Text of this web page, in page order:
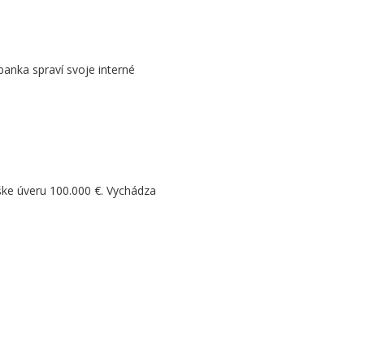
spraví svoje interné
úveru 100.000 €. Vychádza